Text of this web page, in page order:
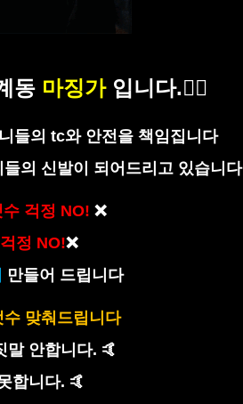
동 마징가입니다.🙇‍♂️
들의 tc와 안전을 책임집니다
의 신발이 되어드리고 있습니다
걱정 NO! ❌
정 NO!❌
만들어 드립니다
수 맞춰드립니다
말 안합니다. 🤙
합니다. 🤙